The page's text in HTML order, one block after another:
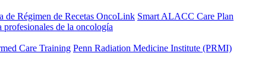
de Régimen de Recetas OncoLink Smart ALACC Care Plan
profesionales de la oncología
Care Training Penn Radiation Medicine Institute (PRMI)